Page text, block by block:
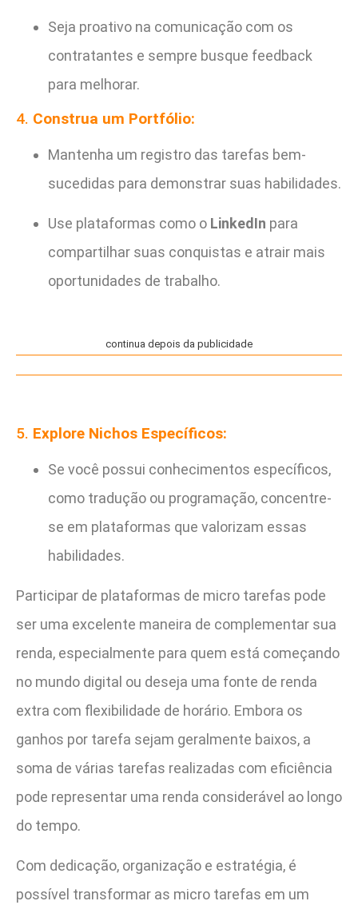
Seja proativo na comunicação com os
contratantes e sempre busque feedback
para melhorar.
4. Construa um Portfólio:
Mantenha um registro das tarefas bem-
sucedidas para demonstrar suas habilidades.
Use plataformas como o LinkedIn para
compartilhar suas conquistas e atrair mais
oportunidades de trabalho.
continua depois da publicidade
5. Explore Nichos Específicos:
Se você possui conhecimentos específicos,
como tradução ou programação, concentre-
se em plataformas que valorizam essas
habilidades.
Participar de plataformas de micro tarefas pode
ser uma excelente maneira de complementar sua
renda, especialmente para quem está começando
no mundo digital ou deseja uma fonte de renda
extra com flexibilidade de horário. Embora os
ganhos por tarefa sejam geralmente baixos, a
soma de várias tarefas realizadas com eficiência
pode representar uma renda considerável ao longo
do tempo.
Com dedicação, organização e estratégia, é
possível transformar as micro tarefas em um